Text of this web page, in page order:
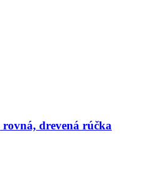
drevená rúčka